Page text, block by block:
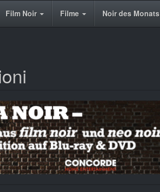
Film Noir Filme Noir des Monats